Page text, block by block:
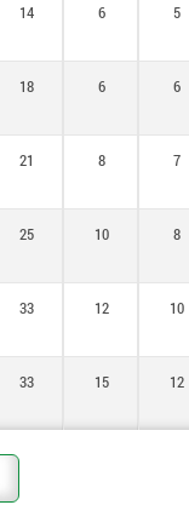
14 6 5
18 6 6
21 8 7
25 10 8
33 12 10
33 15 12